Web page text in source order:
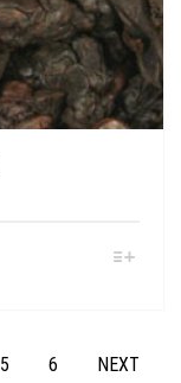
5 6 NEXT